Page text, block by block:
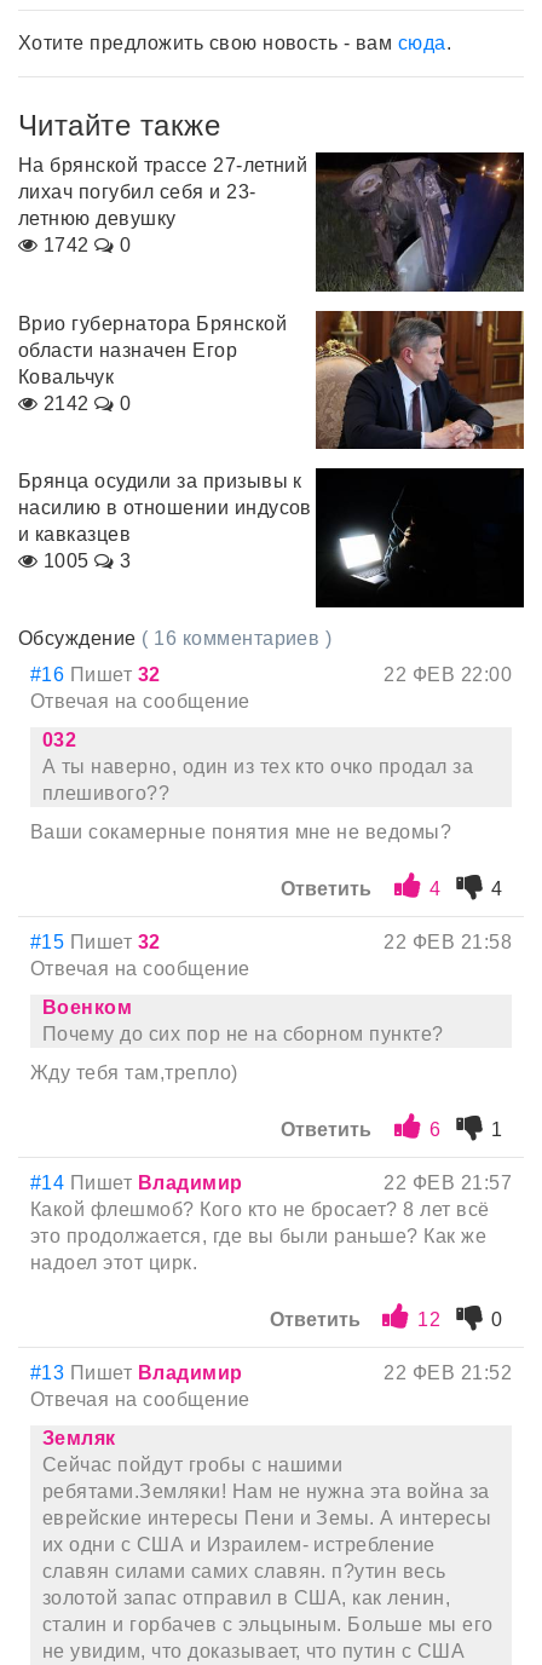
Хотите предложить свою новость - вам сюда.
Читайте также
На брянской трассе 27-летний
лихач погубил себя и 23-
летнюю девушку
1742
0
Врио губернатора Брянской
области назначен Егор
Ковальчук
2142
0
Брянца осудили за призывы к
насилию в отношении индусов
и кавказцев
1005
3
Обсуждение ( 16 комментариев )
#16 Пишет 32
22 ФЕВ 22:00
Отвечая на сообщение
032
А ты наверно, один из тех кто очко продал за
плешивого??
Ваши сокамерные понятия мне не ведомы?
Ответить 4 4
#15 Пишет 32
22 ФЕВ 21:58
Отвечая на сообщение
Военком
Почему до сих пор не на сборном пункте?
Жду тебя там,трепло)
Ответить 6 1
#14 Пишет Владимир
22 ФЕВ 21:57
Какой флешмоб? Кого кто не бросает? 8 лет всё
это продолжается, где вы были раньше? Как же
надоел этот цирк.
Ответить 12 0
#13 Пишет Владимир
22 ФЕВ 21:52
Отвечая на сообщение
Земляк
Сейчас пойдут гробы с нашими
ребятами.Земляки! Нам не нужна эта война за
еврейские интересы Пени и Земы. А интересы
их одни с США и Израилем- истребление
славян силами самих славян. п?утин весь
золотой запас отправил в США, как ленин,
сталин и горбачев с эльцыным. Больше мы его
не увидим, что доказывает, что путин с США